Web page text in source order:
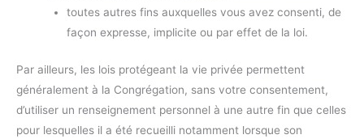
toutes autres fins auxquelles vous avez consenti, de
façon expresse, implicite ou par effet de la loi.
Par ailleurs, les lois protégeant la vie privée permettent
généralement à la Congrégation, sans votre consentement,
d’utiliser un renseignement personnel à une autre fin que celles
pour lesquelles il a été recueilli notamment lorsque son